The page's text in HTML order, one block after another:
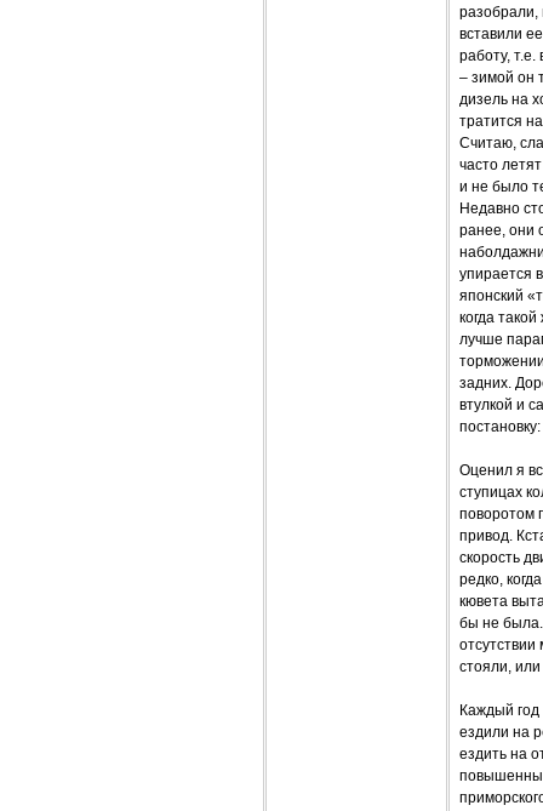
разобрали,
вставили
работу,
– зимой он
дизель на
тратится
Считаю,
часто
и не было
Недавно
ранее, они
упирается
японский
когда
лучше
задних.
втулкой и
Оценил я
ступицах
поворотом
привод.
скорость
редко,
кювета
бы не была.
стояли,
Каждый год
ездили на
ездить на